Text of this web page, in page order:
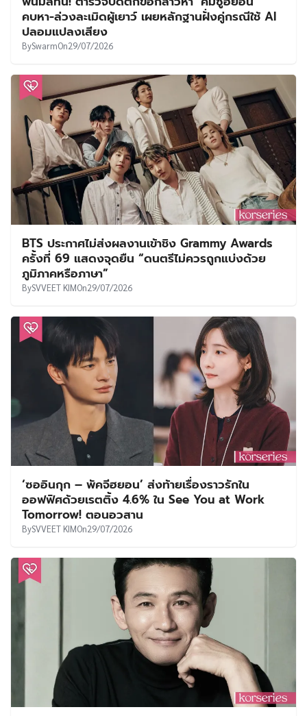
คบหา-ล่วงละเมิดผู้เยาว์ เผยหลักฐานฝั่งคู่กรณีใช้ AI
ปลอมแปลงเสียง
BySwarmOn29/07/2026
BTS ประกาศไม่ส่งผลงานเข้าชิง Grammy Awards
ครั้งที่ 69 แสดงจุดยืน “ดนตรีไม่ควรถูกแบ่งด้วย
ภูมิภาคหรือภาษา”
BySVVEET KIMOn29/07/2026
‘ซออินกุก – พัคจีฮยอน’ ส่งท้ายเรื่องราวรักใน
ออฟฟิศด้วยเรตติ้ง 4.6% ใน See You at Work
Tomorrow! ตอนอวสาน
BySVVEET KIMOn29/07/2026